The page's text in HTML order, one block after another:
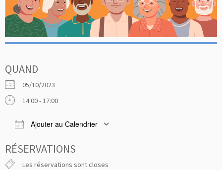
QUAND
05/10/2023
14:00 - 17:00
Ajouter au Calendrier
RÉSERVATIONS
Les réservations sont closes